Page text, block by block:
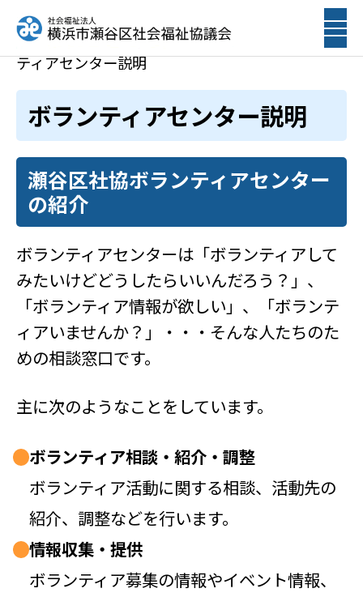
ホーム ボランティア募集しています
ボラン
ティアセンター説明
ボランティアセンター説明
瀬谷区社協ボランティアセンター
の紹介
ボランティアセンターは「ボランティアして
みたいけどどうしたらいいんだろう？」、
「ボランティア情報が欲しい」、「ボランテ
ィアいませんか？」・・・そんな人たちのた
めの相談窓口です。
主に次のようなことをしています。
ボランティア相談・紹介・調整
ボランティア活動に関する相談、活動先の
紹介、調整などを行います。
情報収集・提供
ボランティア募集の情報やイベント情報、